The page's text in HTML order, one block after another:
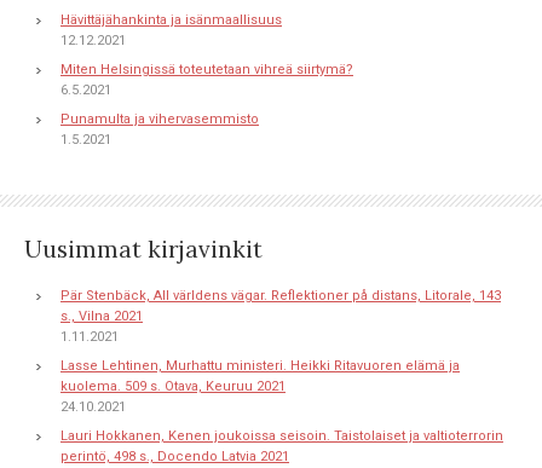
Hävittäjähankinta ja isänmaallisuus
12.12.2021
Miten Helsingissä toteutetaan vihreä siirtymä?
6.5.2021
Punamulta ja vihervasemmisto
1.5.2021
Uusimmat kirjavinkit
Pär Stenbäck, All världens vägar. Reflektioner på distans, Litorale, 143
s., Vilna 2021
1.11.2021
Lasse Lehtinen, Murhattu ministeri. Heikki Ritavuoren elämä ja
kuolema. 509 s. Otava, Keuruu 2021
24.10.2021
Lauri Hokkanen, Kenen joukoissa seisoin. Taistolaiset ja valtioterrorin
perintö, 498 s., Docendo Latvia 2021